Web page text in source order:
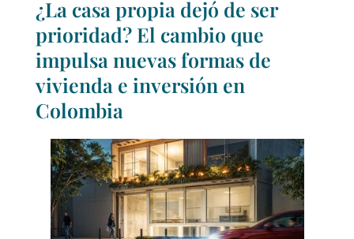
¿La casa propia dejó de ser
prioridad? El cambio que
impulsa nuevas formas de
vivienda e inversión en
Colombia